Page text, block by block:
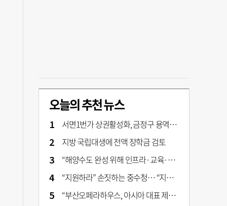
오늘의 추천 뉴스
서면1번가 상권활성화, 금정구 용역 그대로 ‘복붙’
지방 국립대생에 전액 장학금 검토
“해양수도 완성 위해 인프라·교육·세제 등 전방위 지원”…부산해양수도특별법’ 개정안 발의
“지원하라” 손짓하는 중수청… “지켜보자” 머뭇대는 검찰
“부산오페라하우스, 아시아 대표 제작 극장 지향해야”